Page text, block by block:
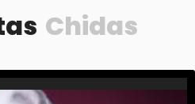
Chidas